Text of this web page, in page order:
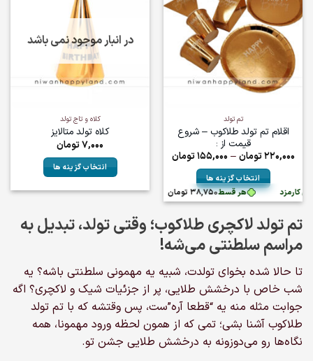
هر قسط38,750تومان • خرید قسطی با ترب‌پی بدون کارمزد کارمزد
تم تولد
اقلام تم تولد طلاکوب – شروع
قیمت از :
220,000تومان –
155,000تومانPrice
220,000تومان
انتخاب گزینه ها
این
دارای
انواع
مختلفی
می
باشد.
گزینه
ها
ممکن
است
در انبار موجود نمی باشد
کلاه و تاج تولد
کلاه تولد متالایز
7,000تومان
انتخاب گزینه ها
محصول
انواع
باشد.
گزینه
ها
ممکن
است
تم تولد لاکچری طلاکوب؛ وقتی تولد، تبدیل به
مراسم سلطنتی می‌شه!
تا حالا شده بخوای تولدت، شبیه یه مهمونی سلطنتی باشه؟ یه
شب خاص با درخشش طلایی، پر از جزئیات شیک و لاکچری؟ اگه
جوابت مثله منه یه “قطعا آره‌”ست، پس وقتشه که با تم تولد
طلاکوب آشنا بشی؛ تمی که از همون لحظه ورود مهمونا، همه
نگاه‌ها رو می‌دوزونه به درخشش طلایی جشن تو.